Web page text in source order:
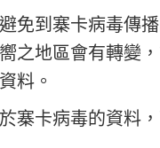
免到寨卡病毒傳
之地區會有轉變
料。
寨卡病毒的資料